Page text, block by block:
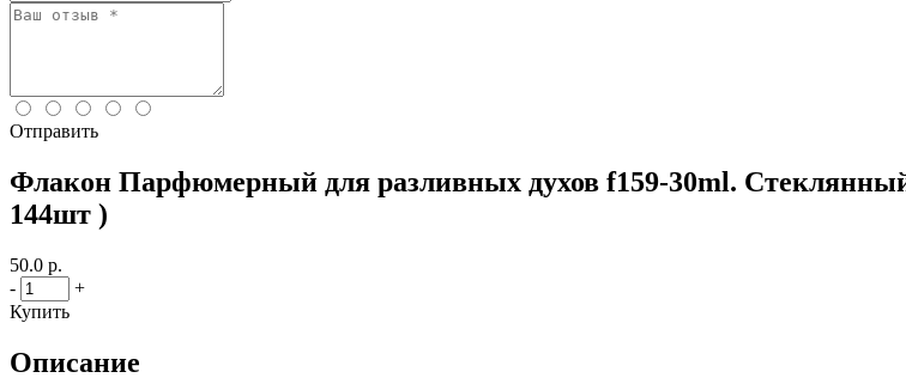
Отправить
Флакон Парфюмерный для разливных духов f159-30ml.
144шт )
50.0 р.
-
+
Купить
Описание